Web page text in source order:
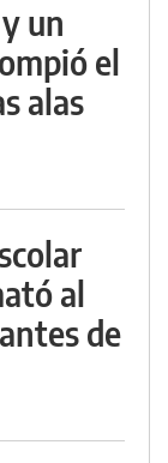
un
el
alas
al
de